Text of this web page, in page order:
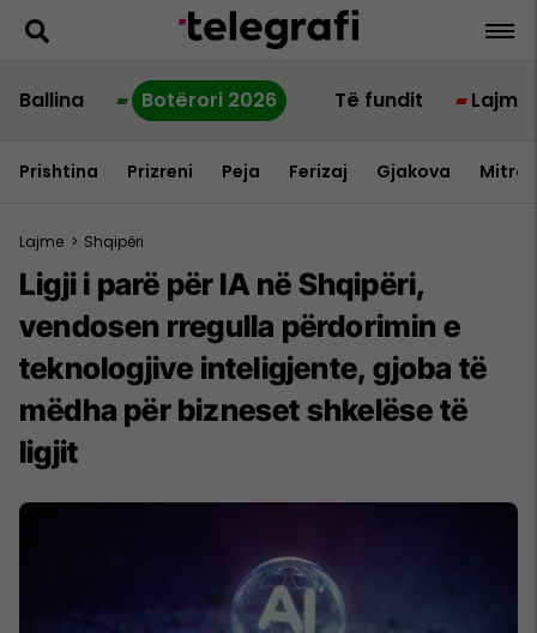
Ballina Botërori 2026 Të fundit Lajme
Prishtina Prizreni Peja Ferizaj Gjakova
Lajme > Shqipëri
Ligji i parë për IA në Shqipëri,
vendosen rregulla përdorimin e
teknologjive inteligjente, gjoba të
mëdha për bizneset shkelëse të
ligjit